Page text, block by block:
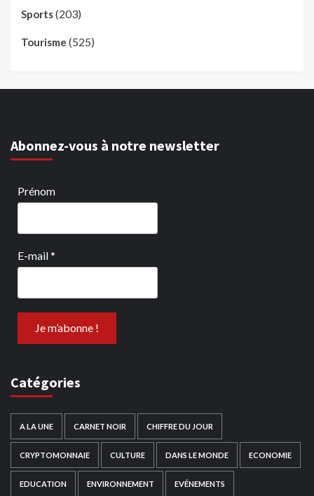
Sports(203)
Tourisme (525)
Abonnez-vous à notre newsletter
Prénom
E-mail*
Catégories
A LA UNE CARNET NOIR CHIFFRE DU JOUR
CRYPTOMONNAIE CULTURE DANS LE MONDE ECONOMIE
EDUCATION ENVIRONNEMENT EVÉNEMENTS